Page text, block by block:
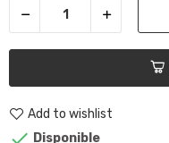
Add to wishlist
Disponible